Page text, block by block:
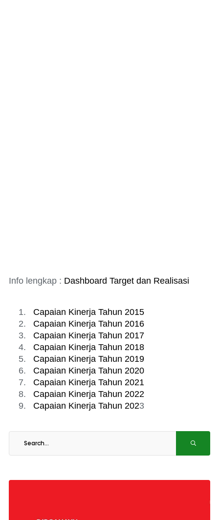
Info lengkap : Dashboard Target dan Realisasi
Capaian Kinerja Tahun 2015
Capaian Kinerja Tahun 2016
Capaian Kinerja Tahun 2017
Capaian Kinerja Tahun 2018
Capaian Kinerja Tahun 2019
Capaian Kinerja Tahun 2020
Capaian Kinerja Tahun 2021
Capaian Kinerja Tahun 2022
Capaian Kinerja Tahun 2023